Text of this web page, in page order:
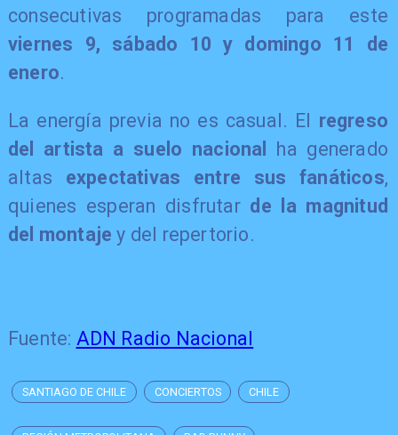
consecutivas programadas para este
viernes 9, sábado 10 y domingo 11 de
enero.
La energía previa no es casual. El regreso
del artista a suelo nacional
ha generado
altas expectativas entre sus fanáticos,
quienes esperan disfrutar de la magnitud
del montaje y del repertorio.
Fuente: ADN Radio Nacional
SANTIAGO DE CHILE CONCIERTOS CHILE